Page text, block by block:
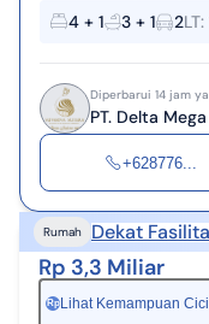
4 + 1
3 + 1 2LT:
Diperbarui 14 jam
PT. Delta
+628776...
Rumah Dekat
Rp 3,3 Miliar
Rp Lihat Kemampuan